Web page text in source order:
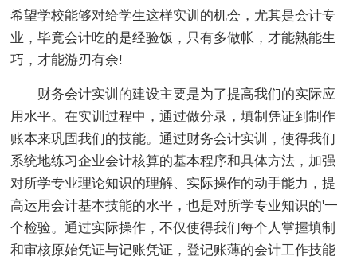
希望学校能够对给学生这样实训的机会，尤其是会计专
业，毕竟会计吃的是经验饭，只有多做帐，才能熟能生
巧，才能游刃有余!
财务会计实训的建设主要是为了提高我们的实际应
用水平。在实训过程中，通过做分录，填制凭证到制作
账本来巩固我们的技能。通过财务会计实训，使得我们
系统地练习企业会计核算的基本程序和具体方法，加强
对所学专业理论知识的理解、实际操作的动手能力，提
高运用会计基本技能的水平，也是对所学专业知识的'一
个检验。通过实际操作，不仅使得我们每个人掌握填制
和审核原始凭证与记账凭证，登记账薄的会计工作技能